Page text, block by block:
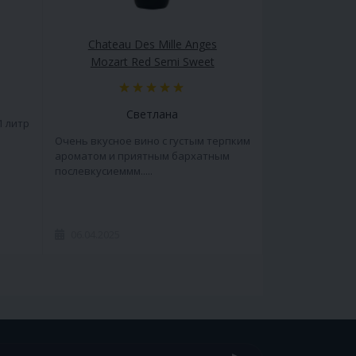
литр
Chateau Des Mille Anges
Mozart Red Semi Sweet
Светлана
Очень вкусное вино с густым терпким
ароматом и приятным бархатным
послевкусиеммм.....